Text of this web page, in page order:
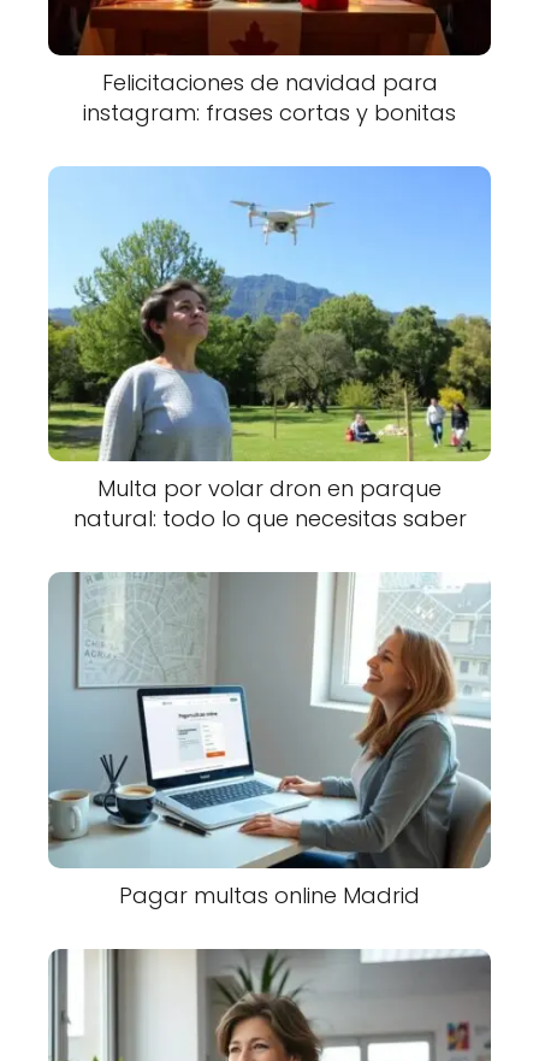
Felicitaciones de navidad para
instagram: frases cortas y bonitas
Multa por volar dron en parque
natural: todo lo que necesitas saber
Pagar multas online Madrid